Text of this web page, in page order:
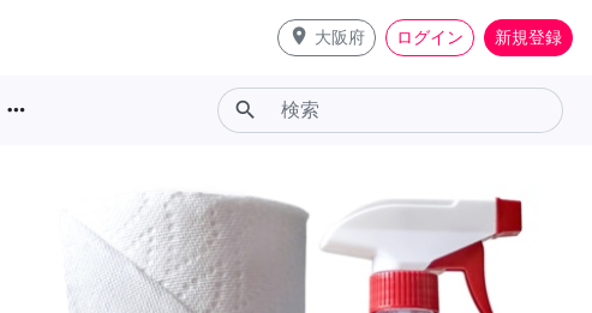
place 大阪府 ログイン 新規登録
more_horiz search